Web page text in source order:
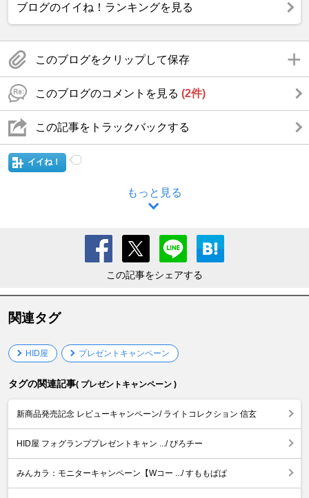
ブログのイイね！ランキングを見る
このブログをクリップして保存
このブログのコメントを見る (2件)
この記事をトラックバックする
イイね！
もっと見る
この記事をシェアする
関連タグ
HID屋 プレゼントキャンペーン
タグの関連記事( プレゼントキャンペーン )
新商品発売記念 レビューキャンペーン/ ライトコレクション 信玄
HID屋 フォグランププレゼントキャン .../ ぴろチー
みんカラ：モニターキャンペーン【Wコー .../ すももぱぱ